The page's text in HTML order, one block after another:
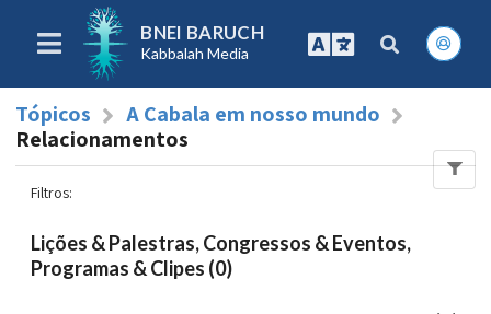
BNEI BARUCH
Kabbalah Media
Tópicos
A Cabala em nosso mundo
Relacionamentos
Filtros:
Lições & Palestras, Congressos & Eventos,
Programas & Clipes (0)